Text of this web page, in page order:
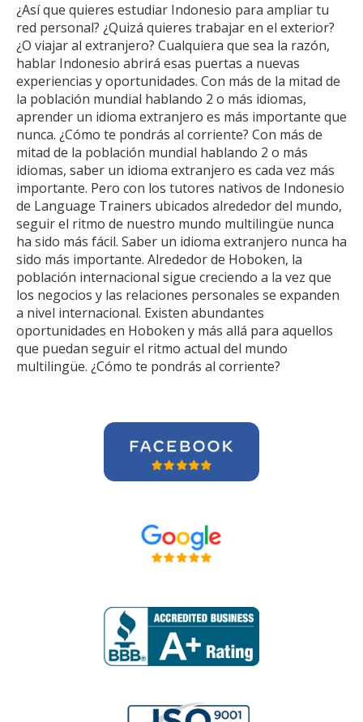
¿Así que quieres estudiar Indonesio para ampliar tu
red personal? ¿Quizá quieres trabajar en el exterior?
¿O viajar al extranjero? Cualquiera que sea la razón,
hablar Indonesio abrirá esas puertas a nuevas
experiencias y oportunidades. Con más de la mitad de
la población mundial hablando 2 o más idiomas,
aprender un idioma extranjero es más importante que
nunca. ¿Cómo te pondrás al corriente? Con más de
mitad de la población mundial hablando 2 o más
idiomas, saber un idioma extranjero es cada vez más
importante. Pero con los tutores nativos de Indonesio
de Language Trainers ubicados alrededor del mundo,
seguir el ritmo de nuestro mundo multilingüe nunca
ha sido más fácil. Saber un idioma extranjero nunca ha
sido más importante. Alrededor de Hoboken, la
población internacional sigue creciendo a la vez que
los negocios y las relaciones personales se expanden
a nivel internacional. Existen abundantes
oportunidades en Hoboken y más allá para aquellos
que puedan seguir el ritmo actual del mundo
multilingüe. ¿Cómo te pondrás al corriente?